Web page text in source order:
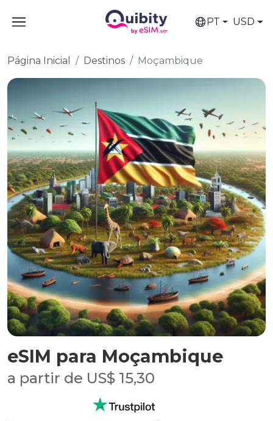
PT USD
Página Inicial Destinos Moçambique
eSIM para Moçambique
a partir de US$ 15,30